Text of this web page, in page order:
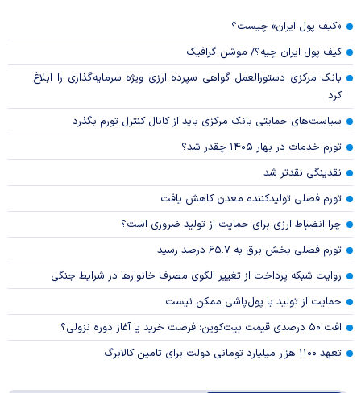
«کیف پول ایران» چیست؟
کیف پول ایران چیه؟/ موشن گرافیک
بانک مرکزی دستورالعمل گواهی سپرده ارزی ویژه سرمایه‌گذاری را ابلاغ
کرد
سیاست‌های حمایتی بانک مرکزی باید از کانال کنترل تورم بگذرد
تورم خدمات در بهار ۱۴۰۵ چقدر شد؟
نقدینگی نقدتر شد
تورم فصلی تولیدکننده معدن کاهش یافت
چرا انضباط ارزی برای حمایت از تولید ضروری است؟
تورم فصلی بخش برق به ۶۵.۷ درصد رسید
روایت شبکه پرداخت از تغییر الگوی مصرف خانوار‌ها در شرایط جنگی
حمایت از تولید با پول‌پاشی ممکن نیست
افت ۵۰ درصدی قیمت بیت‌کوین؛ فرصت خرید یا آغاز دوره نزولی؟
تعهد ۱۱۰۰ هزار میلیارد تومانی دولت برای تامین کالابرگ